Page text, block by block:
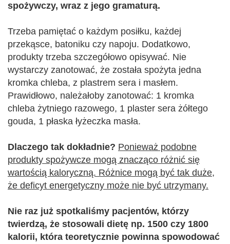
spożywczy, wraz z jego gramaturą.
Trzeba pamiętać o każdym posiłku, każdej
przekąsce, batoniku czy napoju. Dodatkowo,
produkty trzeba szczegółowo opisywać. Nie
wystarczy zanotować, że została spożyta jedna
kromka chleba, z plastrem sera i masłem.
Prawidłowo, należałoby zanotować: 1 kromka
chleba żytniego razowego, 1 plaster sera żółtego
gouda, 1 płaska łyżeczka masła.
Dlaczego tak dokładnie? Ponieważ podobne
produkty spożywcze mogą znacząco różnić się
wartością kaloryczną. Różnice mogą być tak duże,
że deficyt energetyczny może nie być utrzymany.
Nie raz już spotkaliśmy pacjentów, którzy
twierdzą, że stosowali dietę np. 1500 czy 1800
kalorii, która teoretycznie powinna spowodować